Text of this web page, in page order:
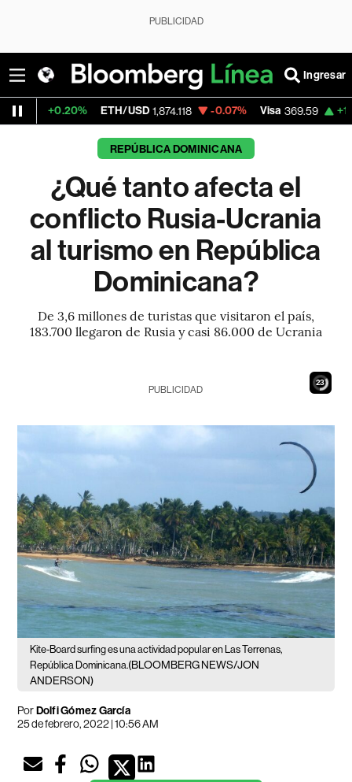
PUBLICIDAD
Ingresar
ETH/USD 1,874.118 -0.07% Visa 369.59 +1.07%
REPÚBLICA DOMINICANA
¿Qué tanto afecta el
conflicto Rusia-Ucrania
al turismo en República
Dominicana?
De 3,6 millones de turistas que visitaron el país,
183.700 llegaron de Rusia y casi 86.000 de Ucrania
21
PUBLICIDAD
Kite-Board surfing es una actividad popular en Las Terrenas,
República Dominicana.(BLOOMBERG NEWS/JON
ANDERSON)
PorDolfi Gómez García
25 de febrero, 2022 | 10:56 AM